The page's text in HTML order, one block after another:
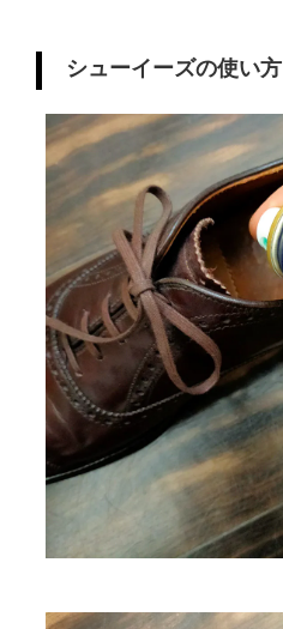
シューイーズの使い方